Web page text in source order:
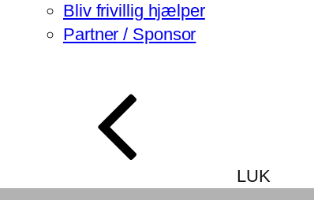
Bliv frivillig hjælper
Partner / Sponsor
LUK